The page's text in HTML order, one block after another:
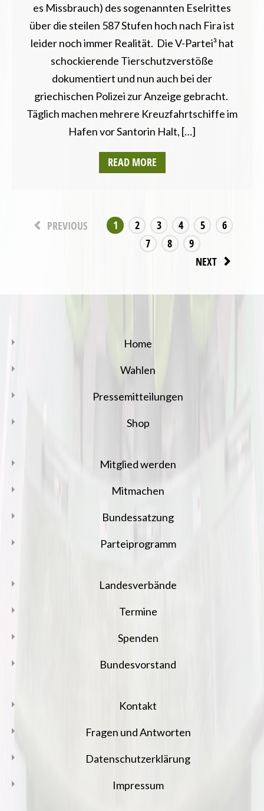
es Missbrauch) des sogenannten Eselrittes
über die steilen 587 Stufen hoch nach Fira ist
leider noch immer Realität. Die V-Partei³ hat
schockierende Tierschutzverstöße
dokumentiert und nun auch bei der
griechischen Polizei zur Anzeige gebracht.
Täglich machen mehrere Kreuzfahrtschiffe im
Hafen vor Santorin Halt, […]
READ MORE
PREVIOUS 1 2 3 4 5
6
7
8
9
NEXT
Home
Wahlen
Pressemitteilungen
Shop
Mitglied werden
Mitmachen
Bundessatzung
Parteiprogramm
Landesverbände
Termine
Spenden
Bundesvorstand
Kontakt
Fragen und Antworten
Datenschutzerklärung
Impressum